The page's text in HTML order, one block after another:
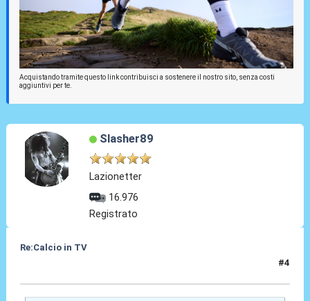
Acquistando tramite questo link contribuisci a sostenere il nostro sito, senza costi
aggiuntivi per te.
Slasher89
Lazionetter
16.976
Registrato
Re:Calcio in TV
#4